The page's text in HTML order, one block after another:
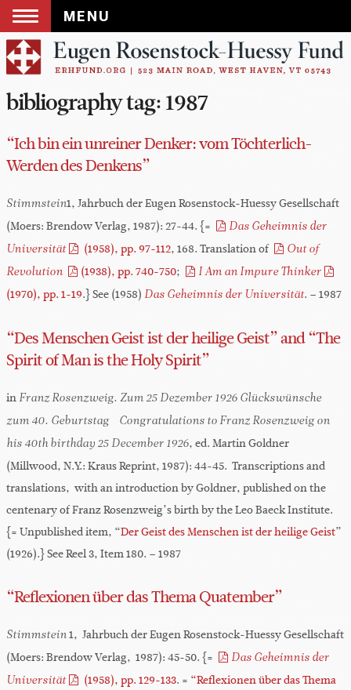
MENU
Skip
to
content
bibliography tag:1987
“Ich bin ein unreiner Denker: vom Töchterlich-
Werden des Denkens”
Stimmstein1, Jahrbuch der Eugen Rosenstock-Huessy Gesellschaft
(Moers: Brendow Verlag, 1987): 27-44. {=
Das Geheimnis der
Universität
(1958), pp. 97-112, 168. Translation of
Out of
Revolution
(1938), pp. 740-750; I Am an Impure Thinker
(1970), pp. 1-19.} See (1958) Das Geheimnis der Universität. – 1987
“Des Menschen Geist ist der heilige Geist” and “The
Spirit of Man is the Holy Spirit”
in Franz Rosenzweig. Zum 25 Dezember 1926 Glückswünsche
zum 40. Geburtstag– Congratulations to Franz Rosenzweig on
his 40th birthday 25 December 1926, ed. Martin Goldner
(Millwood, N.Y.: Kraus Reprint, 1987): 44-45. Transcriptions and
translations, with an introduction by Goldner, published on the
centenary of Franz Rosenzweig’s birth by the Leo Baeck Institute.
{= Unpublished item, “Der Geist des Menschen ist der heilige Geist”
(1926).} See Reel 3, Item 180. – 1987
“Reflexionen über das Thema Quatember”
Stimmstein 1, Jahrbuch der Eugen Rosenstock-Huessy Gesellschaft
(Moers: Brendow Verlag, 1987): 45-50. {=
Das Geheimnis der
Universität
(1958), pp. 129-133. = “Reflexionen über das Thema